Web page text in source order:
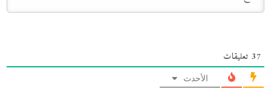
37 تعليقات
الأحدث